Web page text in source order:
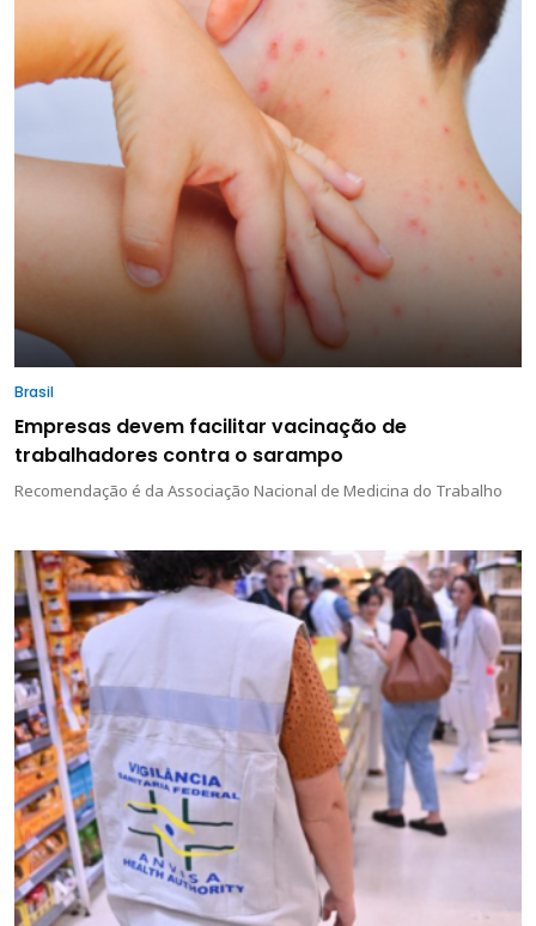
Brasil
Empresas devem facilitar vacinação de
trabalhadores contra o sarampo
Recomendação é da Associação Nacional de Medicina do Trabalho